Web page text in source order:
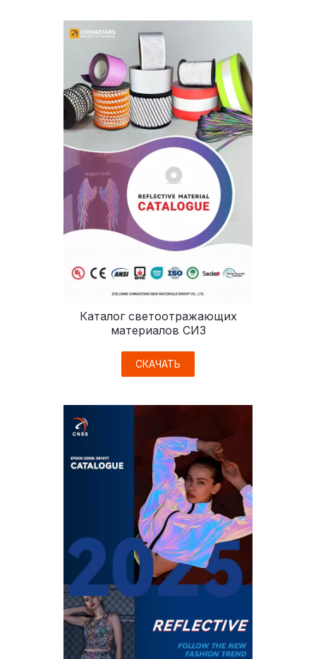
Каталог светоотражающих
материалов СИЗ
СКАЧАТЬ